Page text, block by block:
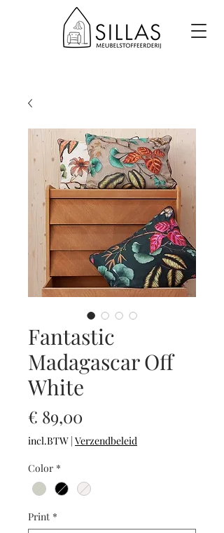
Fantastic
Madagascar Off
White
€ 89,00
incl.BTW | Verzendbeleid
Color *
Print *